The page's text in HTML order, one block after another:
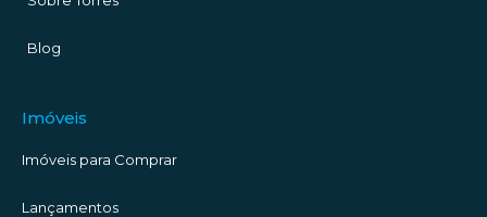
Blog
Imóveis
Imóveis para Comprar
Lançamentos